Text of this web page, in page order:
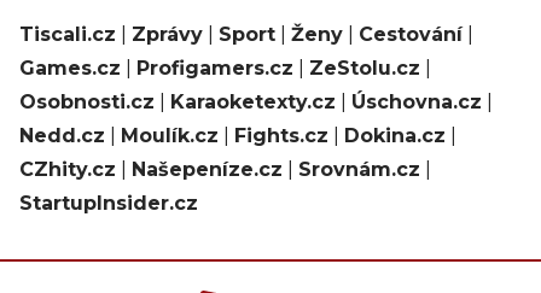
Tiscali.cz Zprávy Sport Ženy Cestování|
Games.cz
Profigamers.cz ZeStolu.cz
Osobnosti.cz
Karaoketexty.cz Úschovna.cz
Nedd.cz
Moulík.cz Fights.cz Dokina.cz
CZhity.cz
Našepeníze.cz Srovnám.cz
StartupInsider.cz